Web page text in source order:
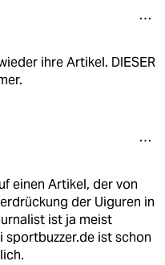
ihre Artikel. DIESER
einen Artikel, der von
der Uiguren in
ist ja meist
sportbuzzer.de ist schon